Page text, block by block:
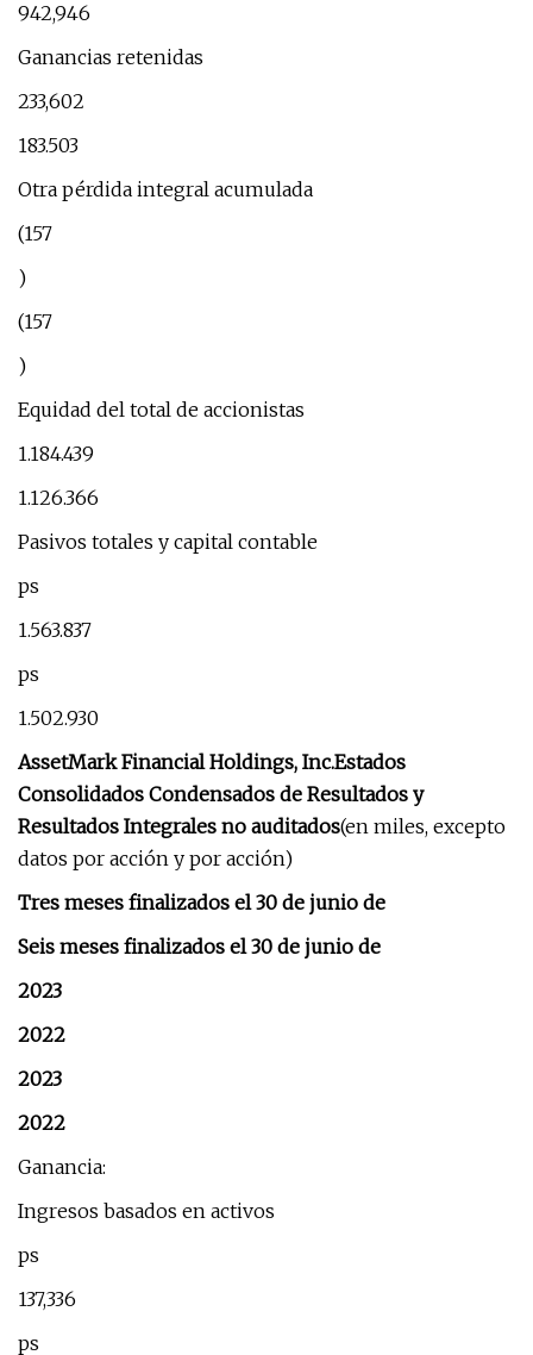
942,946
Ganancias retenidas
233,602
183.503
Otra pérdida integral acumulada
(157
)
(157
)
Equidad del total de accionistas
1.184.439
1.126.366
Pasivos totales y capital contable
ps
1.563.837
ps
1.502.930
AssetMark Financial Holdings, Inc.Estados
Consolidados Condensados ​​de Resultados y
Resultados Integrales no auditados(en miles, excepto
datos por acción y por acción)
Tres meses finalizados el 30 de junio de
Seis meses finalizados el 30 de junio de
2023
2022
2023
2022
Ganancia:
Ingresos basados ​​en activos
ps
137,336
ps